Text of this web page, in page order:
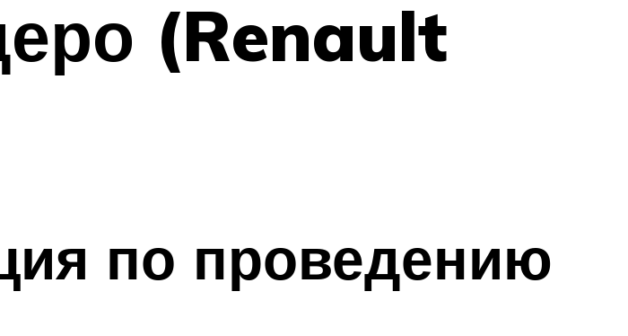
(Renault
по проведению